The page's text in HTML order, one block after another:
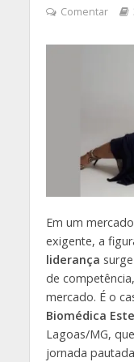
Comentar
Em um
exigente, a
liderança
de
mercado. É o
Biomédica
Lagoas/MG,
jornada